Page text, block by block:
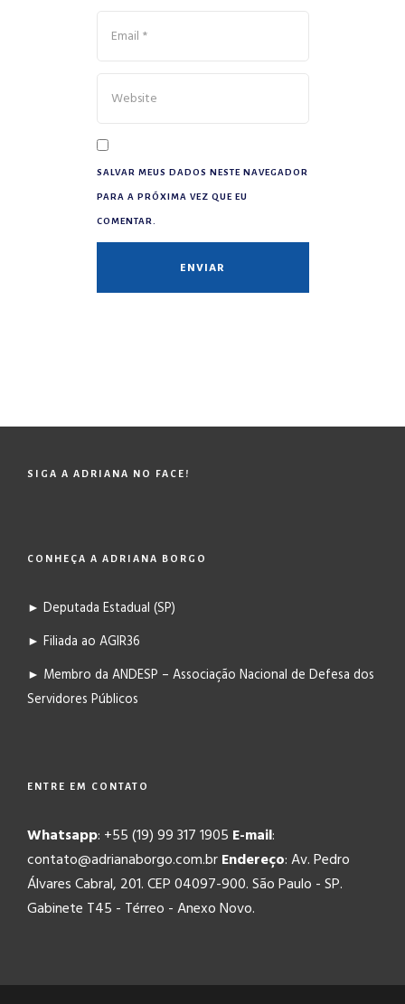
SALVAR MEUS DADOS NESTE NAVEGADOR
PARA A PRÓXIMA VEZ QUE EU
COMENTAR.
SIGA A ADRIANA NO FACE!
CONHEÇA A ADRIANA BORGO
► Deputada Estadual (SP)
► Filiada ao AGIR36
► Membro da ANDESP – Associação Nacional de Defesa dos
Servidores Públicos
ENTRE EM CONTATO
Whatsapp: +55 (19) 99 317 1905 E-mail:
contato@adrianaborgo.com.brEndereço: Av. Pedro
Álvares Cabral, 201. CEP 04097-900. São Paulo - SP.
Gabinete T45 - Térreo - Anexo Novo.